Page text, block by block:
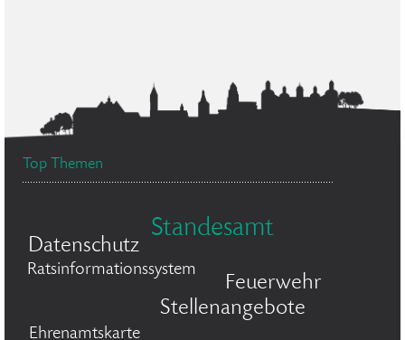
Top Themen
Datenschutz
Standesamt
Ratsinformationssystem
Feuerwehr
Ehrenamtskarte
Stellenangebote